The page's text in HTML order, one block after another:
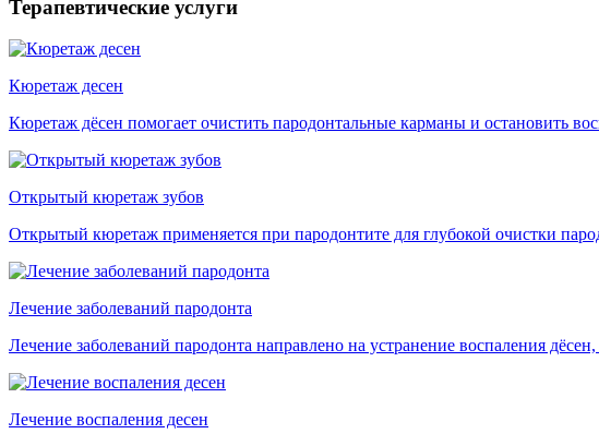
Терапевтические услуги
Кюретаж десен
Кюретаж дёсен помогает очистить пародонтальные карманы и остановить
Открытый кюретаж зубов
Открытый кюретаж применяется при пародонтите для глубокой очистки
Лечение заболеваний пародонта
Лечение заболеваний пародонта направлено на устранение воспаления
Лечение воспаления десен